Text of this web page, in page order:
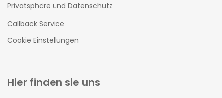
Privatsphäre und Datenschutz
Callback Service
Cookie Einstellungen
Hier finden sie uns